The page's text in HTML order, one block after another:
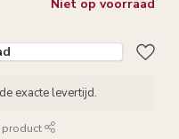
Niet op voorraad
exacte levertijd.
product